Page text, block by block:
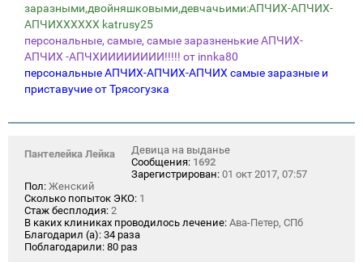
заразными,двойняшковыми,девчачьими:АПЧИХ-АПЧИХ-
АПЧИХХХХХХ katrusy25
персональные, самые, самые заразненькие АПЧИХ-
АПЧИХ -АПЧХИИИИИИИИ!!!!! от innka80
персональные АПЧИХ-АПЧИХ-АПЧИХ самые заразные и
приставучие от Трясогузка
Пантелейка Лейка
Девица на выданье
Сообщения: 1692
Зарегистрирован: 01 окт 2017, 07:57
Пол: Женский
Сколько попыток ЭКО: 1
Стаж бесплодия: 2
В каких клиниках проводилось лечение: Ава-Петер, СПб
Благодарил (а): 34 раза
Поблагодарили: 80 раз